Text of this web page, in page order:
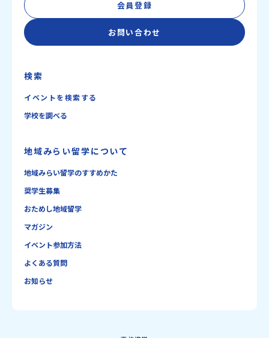
会員登録
お問い合わせ
検索
イベントを検索する
学校を調べる
地域みらい留学について
地域みらい留学のすすめかた
奨学生募集
おためし地域留学
マガジン
イベント参加方法
よくある質問
お知らせ